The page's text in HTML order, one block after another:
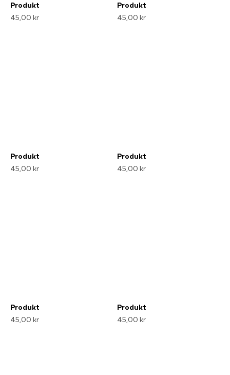
Produkt
45,00 kr
Produkt
45,00 kr
Produkt
45,00 kr
Produkt
45,00 kr
Produkt
45,00 kr
Produkt
45,00 kr